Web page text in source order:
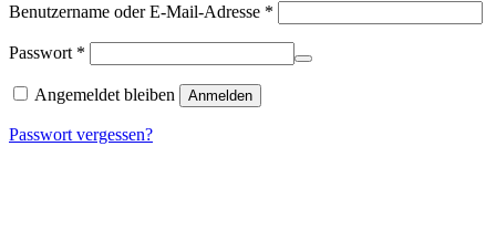
Benutzername oder E-Mail-Adresse *
Passwort *
Angemeldet bleiben Anmelden
Passwort vergessen?